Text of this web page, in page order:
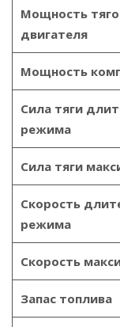
Мощность
двигателя
Мощность
Сила тяги
режима
Сила тяги
Скорость
режима
Скорость
Запас топлива